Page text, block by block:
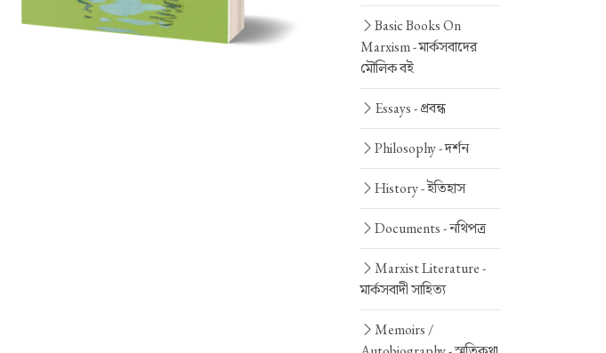
Basic Books On
Marxism -মার্কসবাদের
মৌলিক বই
Essays -প্রবন্ধ
Philosophy -দর্শন
History -ইতিহাস
Documents -নথিপত্র
Marxist Literature -
মার্কসবাদী সাহিত্য
Memoirs /